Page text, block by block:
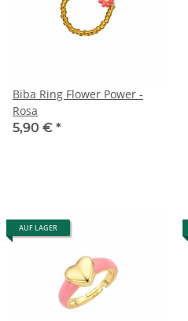
Biba Ring Flower Power -
Rosa
5,90 € *
AUF LAGER